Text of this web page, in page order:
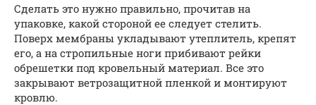
Сделать это нужно правильно, прочитав на
упаковке, какой стороной ее следует стелить.
Поверх мембраны укладывают утеплитель, крепят
его, а на стропильные ноги прибивают рейки
обрешетки под кровельный материал. Все это
закрывают ветрозащитной пленкой и монтируют
кровлю.